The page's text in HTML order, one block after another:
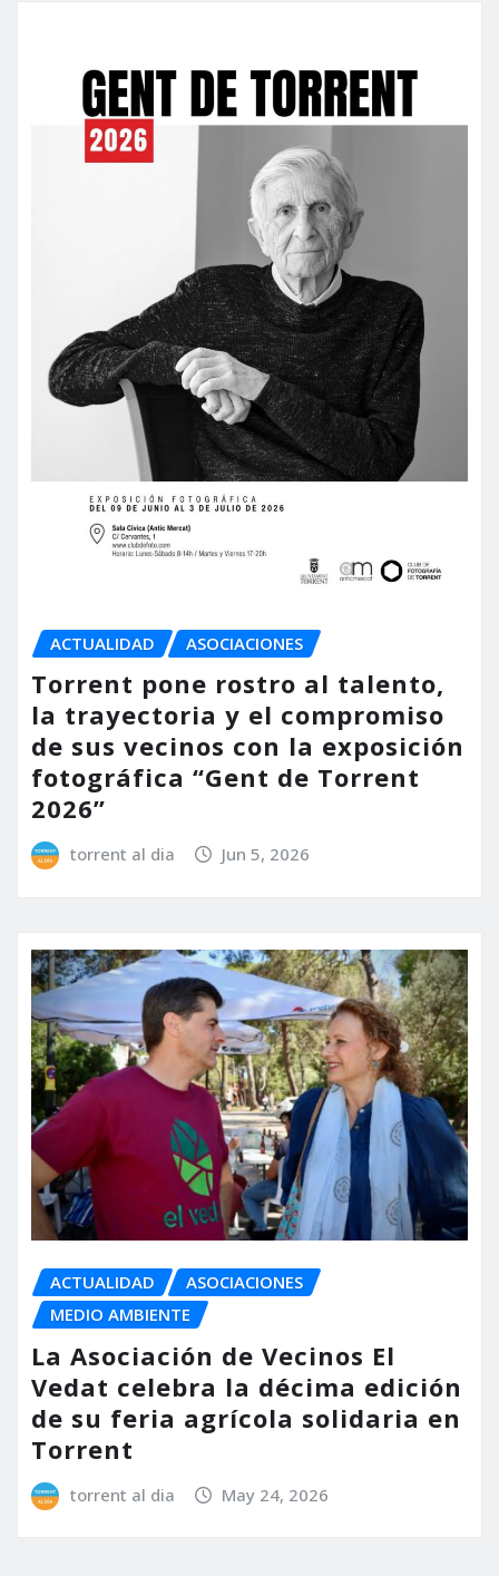
ACTUALIDAD ASOCIACIONES
Torrent pone rostro al talento,
la trayectoria y el compromiso
de sus vecinos con la exposición
fotográfica “Gent de Torrent
2026”
torrent al dia Jun 5, 2026
ACTUALIDAD
ASOCIACIONES
MEDIO AMBIENTE
La Asociación de Vecinos El
Vedat celebra la décima edición
de su feria agrícola solidaria en
Torrent
torrent al dia May 24, 2026